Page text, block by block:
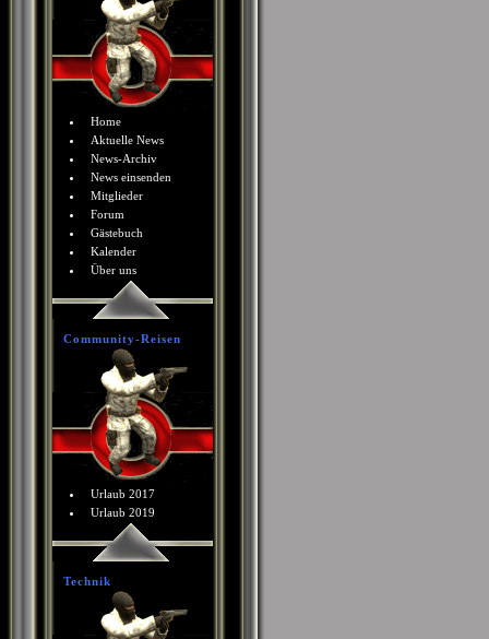
Home
Aktuelle News
News-Archiv
News einsenden
Mitglieder
Forum
Gästebuch
Kalender
Über uns
Community-Reisen
Urlaub 2017
Urlaub 2019
Technik